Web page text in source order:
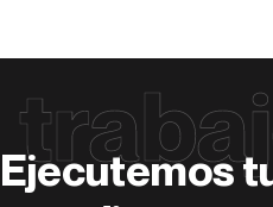
Ejecutemos